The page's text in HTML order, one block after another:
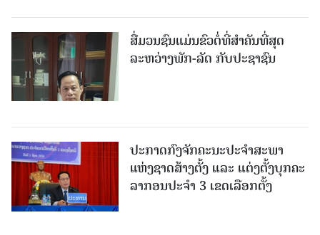
ສື່ມວນຊົນແມ່ນຂົວຕໍ່ທີ່ສໍາຄັນທີ່ສຸດ
ລະຫວ່າງພັກ-ລັດ ກັບປະຊາຊົນ
ປະກາດກົງຈັກຄະນະປະຈໍາສະພາ
ແຫ່ງຊາດສ້າງຕັ້ງ ແລະ ແຕ່ງຕັ້ງບຸກຄະ
ລາກອນປະຈໍາ 3 ເຂດເລືອກຕັ້ງ